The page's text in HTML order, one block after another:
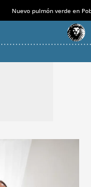
Nuevo pulmón verde en